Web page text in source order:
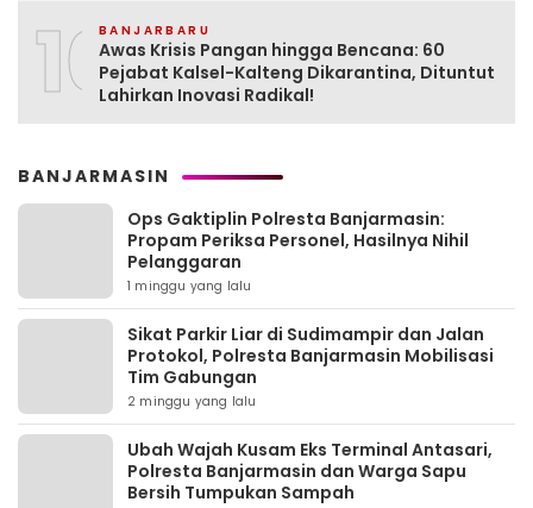
10BANJARBARU
Awas Krisis Pangan hingga Bencana: 60
Pejabat Kalsel-Kalteng Dikarantina, Dituntut
Lahirkan Inovasi Radikal!
BANJARMASIN
Ops Gaktiplin Polresta Banjarmasin:
Propam Periksa Personel, Hasilnya Nihil
Pelanggaran
1 minggu yang lalu
Sikat Parkir Liar di Sudimampir dan Jalan
Protokol, Polresta Banjarmasin Mobilisasi
Tim Gabungan
2 minggu yang lalu
Ubah Wajah Kusam Eks Terminal Antasari,
Polresta Banjarmasin dan Warga Sapu
Bersih Tumpukan Sampah